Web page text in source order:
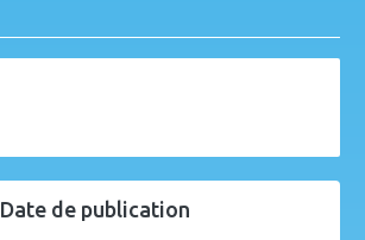
Date de publication